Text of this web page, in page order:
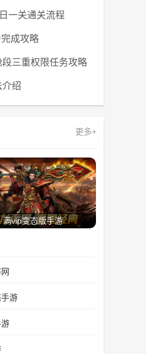
一关通关流程
成攻略
三重权限任务攻略
介绍
更多+
满vip变态版手游
游